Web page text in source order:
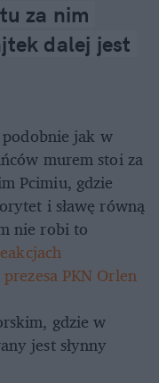
za nim
dalej jest
jak w
murem stoi za
Pcimiu, gdzie
i sławę równą
nie robi to
PKN Orlen
gdzie w
jest słynny